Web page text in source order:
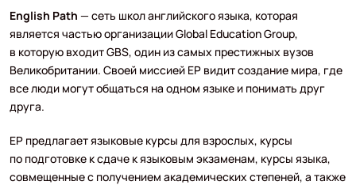
English Path — сеть школ английского языка, которая
является частью организации Global Education Group,
в которую входит GBS, один из самых престижных вузов
Великобритании. Своей миссией EP видит создание мира, где
все люди могут общаться на одном языке и понимать друг
друга.
EP предлагает языковые курсы для взрослых, курсы
по подготовке к сдаче к языковым экзаменам, курсы языка,
совмещенные с получением академических степеней, а также